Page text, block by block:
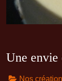
Une envie
Nos